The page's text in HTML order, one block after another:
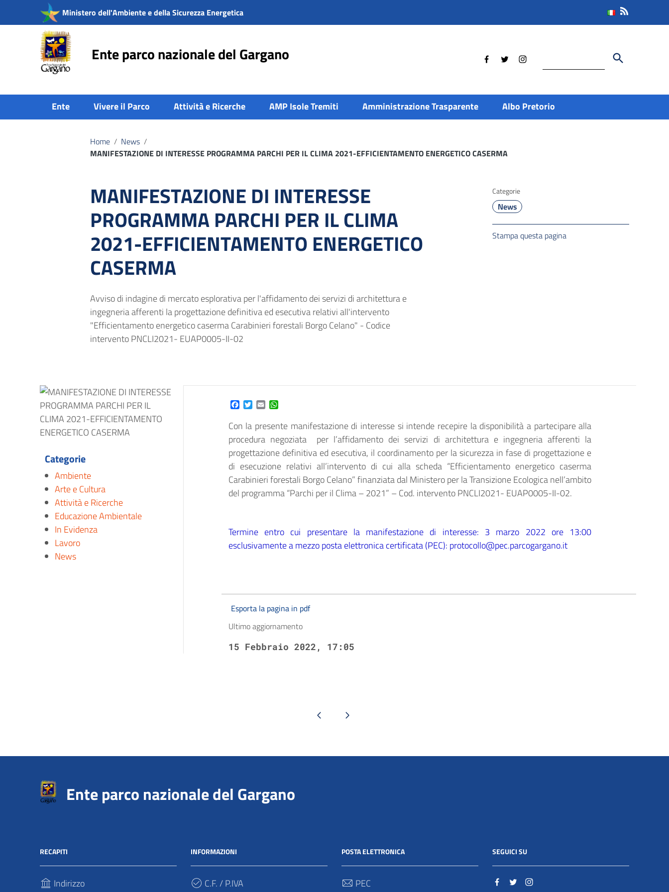
Vai ai contenuti
Vai al menu di navigazione
Vai al footer
Ministero dell'Ambiente e della Sicurezza Energetica
Ente parco nazionale del Gargano Cerca
Ente Vivere il Parco Attività e Ricerche AMP Isole Tremiti Amministrazione Trasparente Albo Pretorio
Home / News /
MANIFESTAZIONE DI INTERESSE PROGRAMMA PARCHI PER IL CLIMA 2021-EFFICIENTAMENTO ENERGETICO CASERMA
MANIFESTAZIONE DI INTERESSE
PROGRAMMA PARCHI PER IL CLIMA
2021-EFFICIENTAMENTO ENERGETICO
CASERMA
Avviso di indagine di mercato esplorativa per l'affidamento dei servizi di architettura e
ingegneria afferenti la progettazione definitiva ed esecutiva relativi all'intervento
"Efficientamento energetico caserma Carabinieri forestali Borgo Celano" - Codice
intervento PNCLI2021- EUAP0005-II-02
Categorie
News
Stampa questa pagina
Categorie
Ambiente
Arte e Cultura
Attività e Ricerche
Educazione Ambientale
In Evidenza
Lavoro
News
Facebook
Twitter
EmailWhatsApp
Con la presente manifestazione di interesse si intende recepire la disponibilità a partecipare alla
procedura negoziata per l’affidamento dei servizi di architettura e ingegneria afferenti la
progettazione definitiva ed esecutiva, il coordinamento per la sicurezza in fase di progettazione e
di esecuzione relativi all’intervento di cui alla scheda “Efficientamento energetico caserma
Carabinieri forestali Borgo Celano” finanziata dal Ministero per la Transizione Ecologica nell’ambito
del programma “Parchi per il Clima – 2021” – Cod. intervento PNCLI2021- EUAP0005-II-02.
Termine entro cui presentare la manifestazione di interesse: 3 marzo 2022 ore 13:00
esclusivamente a mezzo posta elettronica certificata (PEC): protocollo@pec.parcogargano.it
Esporta la pagina in pdf
Ultimo aggiornamento
15 Febbraio 2022, 17:05
Pagina precedentePagina successiva
Ente parco nazionale del Gargano
RECAPITI
Indirizzo
INFORMAZIONI
C.F. / P.IVA
POSTA ELETTRONICA
PEC
SEGUICI SU